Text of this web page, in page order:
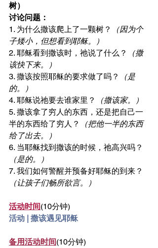
树）
讨论问题：
1. 为什么撒该爬上了一颗树？
（因为个
子矮小，但想看到耶稣。）
2. 耶稣看到撒该时，祂说了什么？
（撒
该快下来。）
3. 撒该按照耶稣的要求做了吗？
（是
的。）
4. 耶稣说祂要去谁家里？
（撒该家。）
5. 撒该拿了穷人的东西，还是把自己一
半的东西给了穷人？
（把他一半的东西
给了出去。）
6. 当耶稣找到撒该的时候，祂高兴吗？
（是的。）
7. 我们如何警醒并预备好耶稣的到来？
（让孩子们畅所欲言。）
活动时间(10分钟)
活动 | 撒该遇见耶稣
备用活动时间(10分钟)